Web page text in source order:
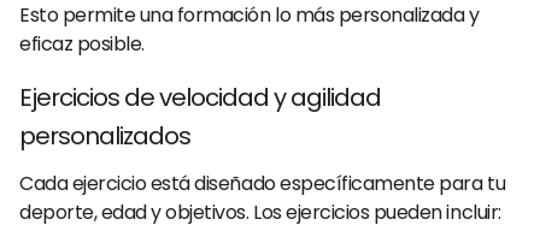
Esto permite una formación lo más personalizada y
eficaz posible.
Ejercicios de velocidad y agilidad
personalizados
Cada ejercicio está diseñado específicamente para tu
deporte, edad y objetivos. Los ejercicios pueden incluir: